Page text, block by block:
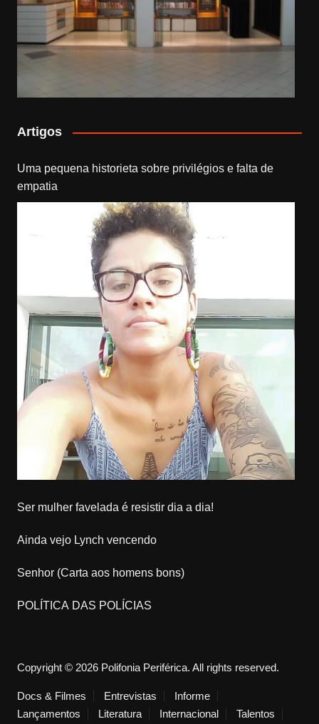
Artigos
Uma pequena historieta sobre privilégios e falta de
empatia
Ser mulher favelada é resistir dia a dia!
Ainda vejo Lynch vencendo
Senhor (Carta aos homens bons)
POLÍTICA DAS POLÍCIAS
Copyright © 2026 Polifonia Periférica. All rights reserved.
Docs & Filmes Entrevistas
Informe
Lançamentos
Literatura Internacional Talentos